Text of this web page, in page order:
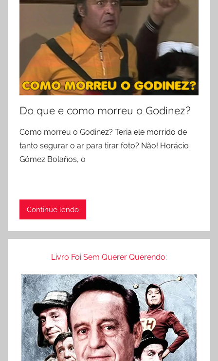
Do que e como morreu o Godinez?
Como morreu o Godinez? Teria ele morrido de
tanto segurar o ar para tirar foto? Não! Horácio
Gómez Bolaños, o
Continue lendo
Livro Foi Sem Querer Querendo: